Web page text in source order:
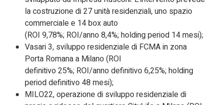
la costruzione di 27 unità residenziali, uno spazio
commerciale e 14 box auto
(ROI 9,78%; ROI/anno 8,4%; holding period 14 mesi);
Vasari 3, sviluppo residenziale di FCMA in zona
Porta Romana a Milano (ROI
definitivo 25%; ROI/anno definitivo 6,25%; holding
period definitivo 48 mesi);
MILO22, operazione di sviluppo residenziale di